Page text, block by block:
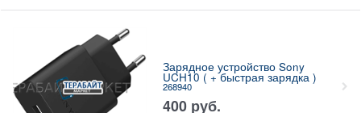
Зарядное устройство Sony
UCH10 ( + быстрая зарядка )
268940
400 руб.